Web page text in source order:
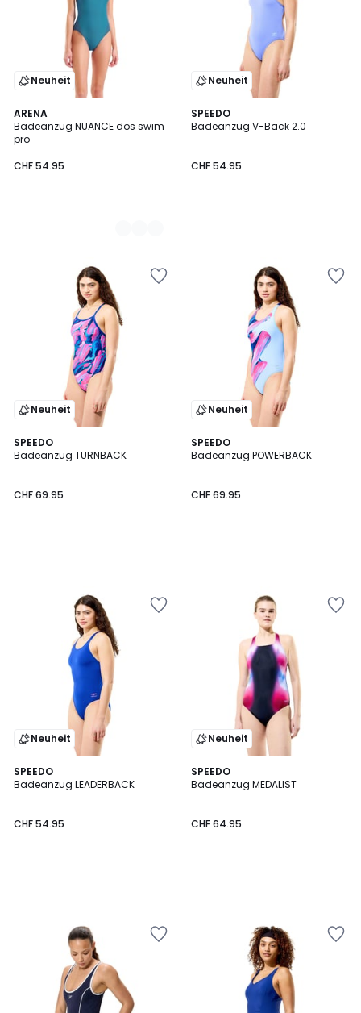
Neuheit
ARENA
Badeanzug NUANCE dos swim
pro
CHF 54.95
2
Farben
Neuheit
SPEEDO
Badeanzug V-Back 2.0
CHF 54.95
Neuheit
SPEEDO
Badeanzug TURNBACK
CHF 69.95
Neuheit
SPEEDO
Badeanzug POWERBACK
CHF 69.95
Neuheit
SPEEDO
Badeanzug LEADERBACK
CHF 54.95
Neuheit
SPEEDO
Badeanzug MEDALIST
CHF 64.95